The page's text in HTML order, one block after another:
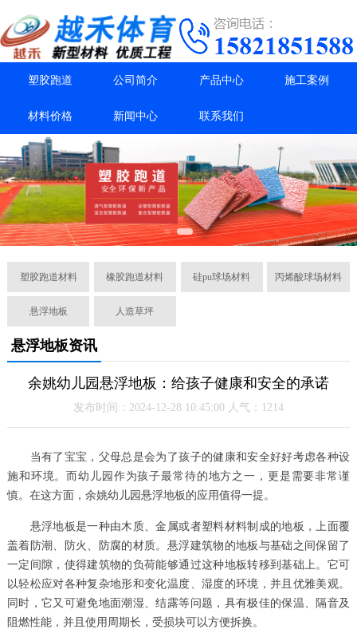
塑胶跑道 公司简介 产品中心 施工案例
材料价格 新闻中心 联系我们
塑胶跑道材料 橡胶跑道材料 硅pu球场材料 丙烯酸球场材料
悬浮地板 人造草坪
悬浮地板资讯
余姚幼儿园悬浮地板：给孩子健康和安全的承诺
发布时间：2024-12-28 10:45:00 人气：1214
当有了宝宝，父母总是会为了孩子的健康和安全好好考虑各种设
施和环境。而幼儿园作为孩子最常待的地方之一，更是需要非常谨
慎。在这方面，余姚幼儿园悬浮地板的应用值得一提。
悬浮地板是一种由木质、金属或者塑料材料制成的地板，上面覆
盖着防潮、防火、防腐的材质。悬浮建筑物的地板与基础之间保留了
一定间隙，使得建筑物的负荷能够通过这种地板转移到基础上。它可
以轻松应对各种复杂地形和变化温度、湿度的环境，并且优雅美观。
同时，它又可避免地面潮湿、结露等问题，具有极佳的保温、隔音及
阻燃性能，并且使用周期长，受损块可以方便拆换。